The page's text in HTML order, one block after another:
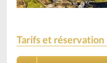
Tarifs et réservation